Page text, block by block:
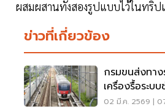
ผสมผสานทั้งสองรูปแบบไว้ในทริป
ข่าวที่เกี่ยวข้อง
กรมขนส่งทา
เครื่องรื้อระบ
สีแดง’
02 มี.ค. 2569 |